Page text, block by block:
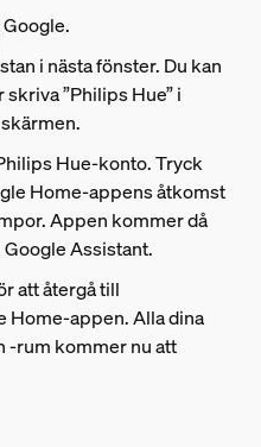
i nästa fönster. Du kan
”Philips Hue” i
Hue-konto. Tryck
Home-appens åtkomst
Appen kommer då
Assistant.
att återgå till
Home-appen. Alla dina
-rum kommer nu att